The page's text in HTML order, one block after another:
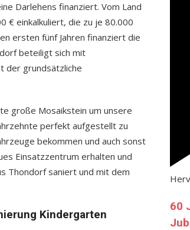
Darlehens finanziert. Vom Land
€ einkalkuliert, die zu je 80.000
ersten fünf Jahren finanziert die
beteiligt sich mit
der grundsätzliche
große Mosaikstein um unsere
perfekt aufgestellt zu
bekommen und auch sonst
Einsatzzentrum erhalten und
Thondorf saniert und mit dem
Kindergarten
60